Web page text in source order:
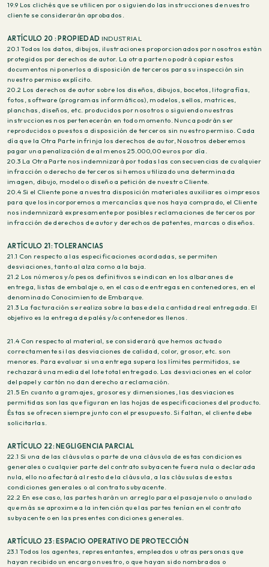
19.9 Los clichés que se utilicen por o siguiendo las instrucciones de nuestro
cliente se considerarán aprobados.
ARTÍCULO 20 : PROPIEDAD INDUSTRIAL
20.1 Todos los datos, dibujos, ilustraciones proporcionados por nosotros están
protegidos por derechos de autor. La otra parte no podrá copiar estos
documentos ni ponerlos a disposición de terceros para su inspección sin
nuestro permiso explícito.
20.2 Los derechos de autor sobre los diseños, dibujos, bocetos, litografías,
fotos, software (programas informáticos), modelos, sellos, matrices,
planchas, diseños, etc. producidos por nosotros o siguiendo nuestras
instrucciones nos pertenecerán en todo momento. Nunca podrán ser
reproducidos o puestos a disposición de terceros sin nuestro permiso. Cada
día que la Otra Parte infrinja los derechos de autor, Nosotros deberemos
pagar una penalización de al menos 25.000,00 euros por día.
20.3 La Otra Parte nos indemnizará por todas las consecuencias de cualquier
infracción o derecho de terceros si hemos utilizado una determinada
imagen, dibujo, modelo o diseño a petición de nuestro Cliente.
20.4 Si el Cliente pone a nuestra disposición materiales auxiliares o impresos
para que los incorporemos a mercancías que nos haya comprado, el Cliente
nos indemnizará expresamente por posibles reclamaciones de terceros por
infracción de derechos de autor y derechos de patentes, marcas o diseños.
ARTÍCULO 21: TOLERANCIAS
21.1 Con respecto a las especificaciones acordadas, se permiten
desviaciones, tanto al alza como a la baja.
21.2 Los números y/o pesos definitivos se indican en los albaranes de
entrega, listas de embalaje o, en el caso de entregas en contenedores, en el
denominado Conocimiento de Embarque.
21.3 La facturación se realiza sobre la base de la cantidad real entregada. El
objetivo es la entrega de palés y/o contenedores llenos.
21.4 Con respecto al material, se considerará que hemos actuado
correctamente si las desviaciones de calidad, color, grosor, etc. son
menores. Para evaluar si una entrega supera los límites permitidos, se
rechazará una media del lote total entregado. Las desviaciones en el color
del papel y cartón no dan derecho a reclamación.
21.5 En cuanto a gramajes, grosores y dimensiones, las desviaciones
permitidas son las que figuran en las hojas de especificaciones del producto.
Éstas se ofrecen siempre junto con el presupuesto. Si faltan, el cliente debe
solicitarlas.
ARTÍCULO 22: NEGLIGENCIA PARCIAL
22.1 Si una de las cláusulas o parte de una cláusula de estas condiciones
generales o cualquier parte del contrato subyacente fuera nula o declarada
nula, ello no afectará al resto de la cláusula, a las cláusulas de estas
condiciones generales o al contrato subyacente.
22.2 En ese caso, las partes harán un arreglo para el pasaje nulo o anulado
que más se aproxime a la intención que las partes tenían en el contrato
subyacente o en las presentes condiciones generales.
ARTÍCULO 23: ESPACIO OPERATIVO DE PROTECCIÓN
23.1 Todos los agentes, representantes, empleados u otras personas que
hayan recibido un encargo nuestro, o que hayan sido nombrados o